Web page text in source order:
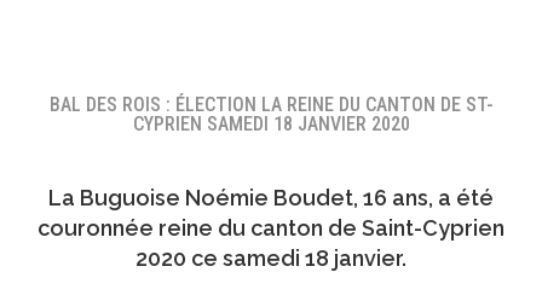
BAL DES ROIS : ÉLECTION LA REINE DU CANTON DE ST-
CYPRIEN SAMEDI 18 JANVIER 2020
La Buguoise Noémie Boudet, 16 ans, a été
couronnée reine du canton de Saint-Cyprien
2020 ce samedi 18 janvier.